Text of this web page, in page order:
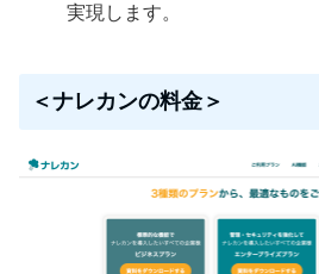
実現します。
＜ナレカンの料金＞